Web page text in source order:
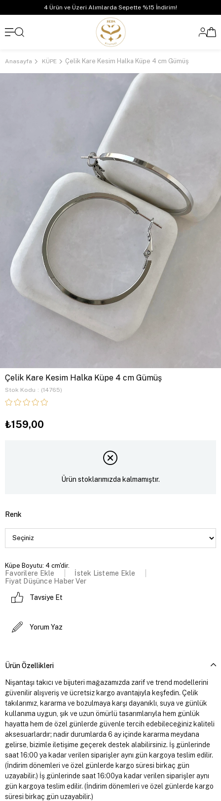
4 Ürün ve Üzeri Alımlarda Sepette %15 İndirim!
Anasayfa KÜPE Çelik Kare Kesim Halka Küpe 4 cm Gümüş
Çelik Kare Kesim Halka Küpe 4 cm Gümüş
Stok Kodu (14765)
₺159,00
Ürün stoklarımızda kalmamıştır.
Renk
Küpe Boyutu: 4 cm'dir.
Favorilere Ekle
İstek Listeme Ekle
Fiyat Düşünce Haber Ver
Tavsiye Et
Yorum Yaz
Ürün Özellikleri
Nişantaşı takıcı ve bijuteri mağazamızda zarif ve trend modellerini
güvenilir alışveriş ve ücretsiz kargo avantajıyla keşfedin. Çelik
takılarımız, kararma ve bozulmaya karşı dayanıklı, suya ve günlük
kullanıma uygun, şık ve uzun ömürlü tasarımlarıyla hem günlük
hayatta hem de özel günlerde güvenle tercih edebileceğiniz kaliteli
aksesuarlardır; nadir durumlarda 6 ay içinde kararma meydana
gelirse, bizimle iletişime geçerek destek alabilirsiniz. İş günlerinde
saat 16:00 ya kadar verilen siparişler aynı gün kargoya teslim edilir.
(İndirim dönemleri ve özel günlerde kargo süresi birkaç gün
uzayabilir.) İş günlerinde saat 16:00ya kadar verilen siparişler aynı
gün kargoya teslim edilir. (İndirim dönemleri ve özel günlerde kargo
süresi birkaç gün uzayabilir.)